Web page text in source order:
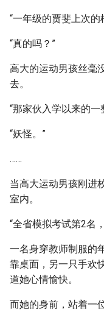
“一年级的贾斐上次
“真的吗？”
高大的运动男孩丝毫
去。
“那家伙入学以来的
“妖怪。”
……
当高大运动男孩刚进
室内。
“全省模拟考试第2名
一名身穿教师制服的
靠桌面，另一只手欢
道她心情愉快。
而她的身前，站着一